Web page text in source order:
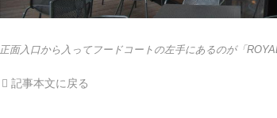
正面入口から入ってフードコートの左手にあるのが「
記事本文に戻る